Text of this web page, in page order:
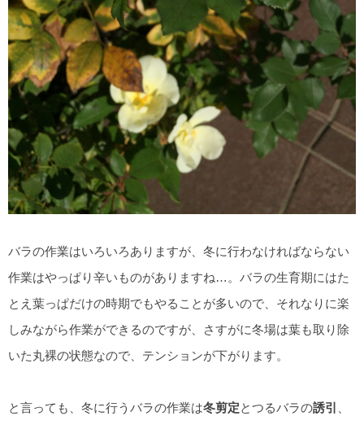
バラの作業はいろいろありますが、冬に行わなければならない
作業はやっぱり辛いものがありますね…。バラの生育期にはた
とえ葉っぱだけの時期でもやることが多いので、それなりに楽
しみながら作業ができるのですが、さすがに冬場は葉も取り除
いた丸裸の状態なので、テンションが下がります。
と言っても、冬に行うバラの作業は冬剪定とつるバラの誘引